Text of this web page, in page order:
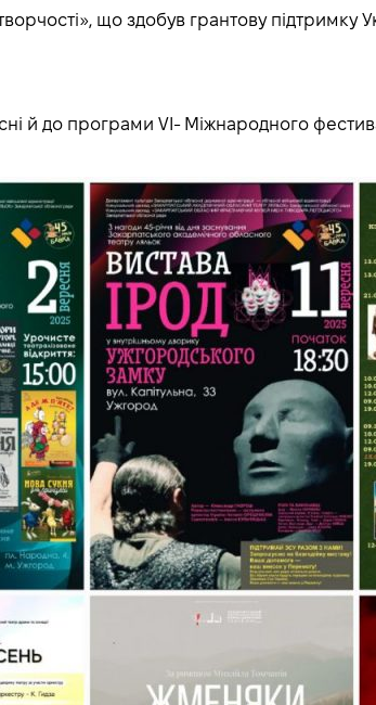
що здобув грантову підтримку
й до програми VI- Міжнародного